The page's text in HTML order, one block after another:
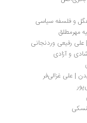
سیاسی
وردنجانی